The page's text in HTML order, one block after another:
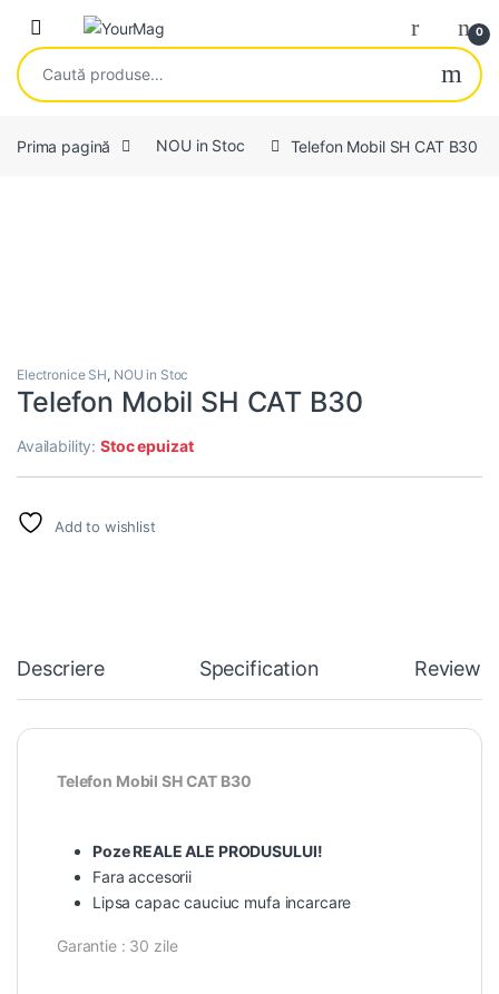
Skip to navigation
Skip to content
Open 0
Caută după:
Prima pagină NOU in Stoc Telefon Mobil SH CAT B30
Electronice SH, NOU in Stoc
Telefon Mobil SH CAT B30
Availability:Stoc epuizat
Add to wishlist
Descriere Specification Reviews
Telefon Mobil SH CAT B30
Poze REALE ALE PRODUSULUI!
Fara accesorii
Lipsa capac cauciuc mufa incarcare
Garantie : 30 zile